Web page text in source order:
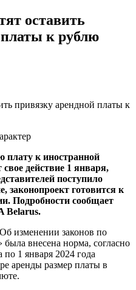
оставить
к рублю
плату к иностранной
действие 1 января,
поступило
законопроект готовится к
Подробности сообщает
Belarus.
изменении законов по
внесена норма, согласно
по 1 января 2024 года
аренды размер платы в